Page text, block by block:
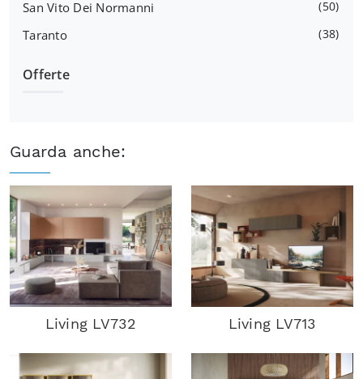
San Vito Dei Normanni 50
Taranto 38
Offerte
Guarda anche:
Living LV732 Living LV713